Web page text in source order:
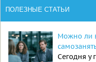
ПОЛЕЗНЫЕ СТАТЬИ
Можно ли
Сегодня у